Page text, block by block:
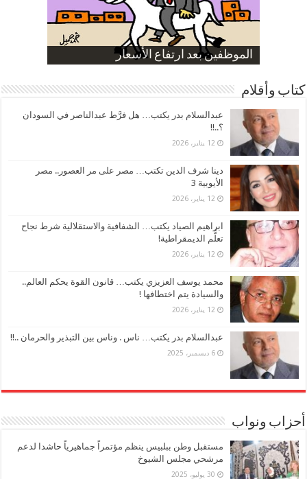
الناموس و أنواع الحشرات
الموظفين بعد ارتفاع الأسعار
ارتفاع نسبة الطلاق في مصر
صورة كاركاتيرية
صورة كاركاتيرية
كتاب وأقلام
عبدالسلام بدر يكتب… هل فرَّط عبدالناصر في السودان
؟..!!
12 يناير، 2026
دينا شرف الدين تكتب… مصر على مر العصور.. مصر
الأيوبية 3
12 يناير، 2026
ابراهيم الصياد يكتب… الشفافية والاستقلالية شرط نجاح
تعلُّم الديمقراطية!
12 يناير، 2026
محمد يوسف العزيزي يكتب… قانون القوة يحكم العالم..
والسيادة يتم اختطافها !
12 يناير، 2026
عبدالسلام بدر يكتب… ناس . وناس بين التبذير والحرمان ..!!
6 ديسمبر، 2025
أحزاب ونواب
مستقبل وطن ببلبيس ينظم مؤتمراً جماهيرياً حاشدا لدعم
مرشحي مجلس الشيوخ
30 يوليو، 2025